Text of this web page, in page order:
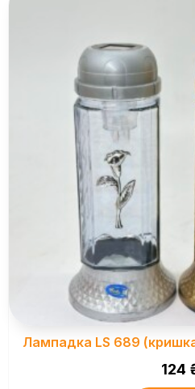
Лампадка LS 689 (кришка
124